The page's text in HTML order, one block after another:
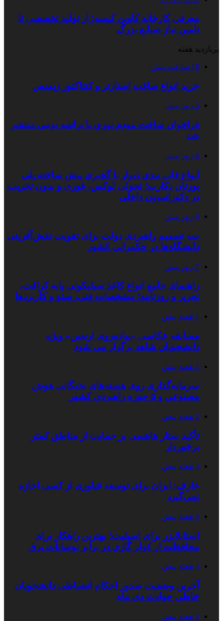
معرفی کارخانه کاوین کیسه؛ از تولید تخصصی تا
تامین نیاز صنایع بزرگ
پربازدید هفته
18 ساعت پیش
خرید انواع سافت استارتر و کنتاکتور زیمنس
3 روز پیش
فراخوان ساخت مودم نوری با تراشه بومی منتشر
شد
6 روز پیش
انواع قاب بندی دیوار با گچبری پیش ساخته پلی
یورتان دکارت؛ تحولی لوکس، فوری و بدون تخریب
در دکوراسیون داخلی
6 روز پیش
سه تصمیم راهبردی دولت برای تقویت نقش‌آفرینی
دانشگاه‌ها در حکمرانی کشور
7 روز پیش
راهنمای جامع انواع کاغذ سیلیکونی پایه کرافت،
تحریر و روزنامه؛ مشخصات فنی، سئو و کاربردها
1 هفته پیش
مسابقه عکاسی «پیاده‌روی اربعین» ویژه
دانشجویان شاهد برگزار می شود
2 هفته پیش
سرمایه‌گذاری روی هسته‌های نخبگانی هوش
مصنوعی و ۵ حوزه راهبردی کشور
2 هفته پیش
تأکید ستار هاشمی بر حمایت از مناطق کمتر
برخوردار
3 هفته پیش
عارف: ایران برای توسعه فناوری از کسی اجازه
نمی‌گیرد
3 هفته پیش
استابلایزر برای اسپلیت؛ بهترین راهکار برای
محافظت از کولر گازی در برابر نوسانات برق
3 هفته پیش
آخرین وضعیت صدور احکام انضباطی دانشجویان
خاطی حوادث دی ماه
3 هفته پیش